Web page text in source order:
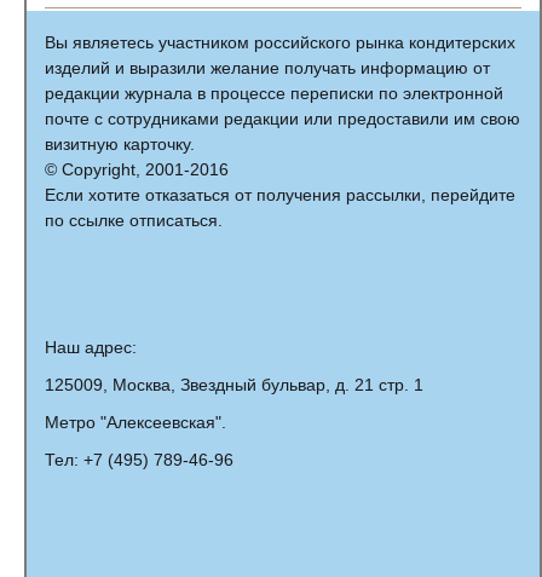
Вы являетесь участником российского рынка кондитерских
изделий и выразили желание получать информацию от
редакции журнала в процессе переписки по электронной
почте с сотрудниками редакции или предоставили им свою
визитную карточку.
© Copyright, 2001-2016
Если хотите отказаться от получения рассылки, перейдите
по ссылке отписаться.
Наш адрес:
125009, Москва, Звездный бульвар, д. 21 стр. 1
Метро "Алексеевская".
Тел: +7 (495) 789-46-96